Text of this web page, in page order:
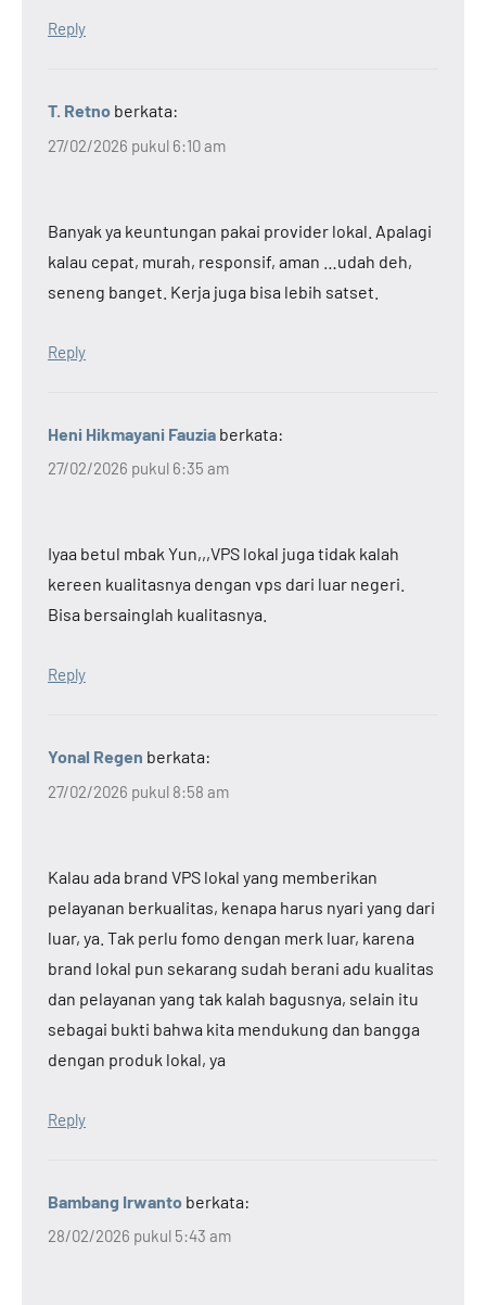
Reply
T. Retno berkata:
27/02/2026 pukul 6:10 am
Banyak ya keuntungan pakai provider lokal. Apalagi
kalau cepat, murah, responsif, aman …udah deh,
seneng banget. Kerja juga bisa lebih satset.
Reply
Heni Hikmayani Fauzia berkata:
27/02/2026 pukul 6:35 am
Iyaa betul mbak Yun,,,VPS lokal juga tidak kalah
kereen kualitasnya dengan vps dari luar negeri.
Bisa bersainglah kualitasnya.
Reply
Yonal Regen berkata:
27/02/2026 pukul 8:58 am
Kalau ada brand VPS lokal yang memberikan
pelayanan berkualitas, kenapa harus nyari yang dari
luar, ya. Tak perlu fomo dengan merk luar, karena
brand lokal pun sekarang sudah berani adu kualitas
dan pelayanan yang tak kalah bagusnya, selain itu
sebagai bukti bahwa kita mendukung dan bangga
dengan produk lokal, ya
Reply
Bambang Irwanto berkata:
28/02/2026 pukul 5:43 am